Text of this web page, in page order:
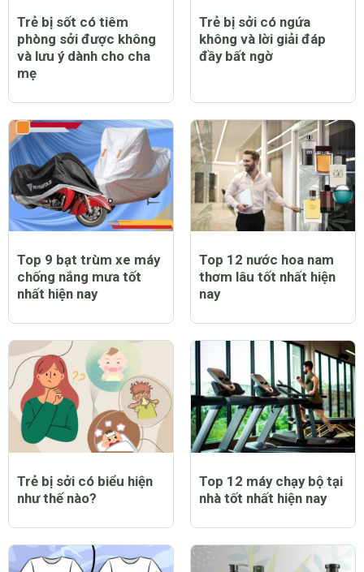
Trẻ bị sốt có tiêm
phòng sởi được không
và lưu ý dành cho cha
mẹ
Trẻ bị sởi có ngứa
không và lời giải đáp
đầy bất ngờ
Top 9 bạt trùm xe máy
chống nắng mưa tốt
nhất hiện nay
Top 12 nước hoa nam
thơm lâu tốt nhất hiện
nay
Trẻ bị sởi có biểu hiện
như thế nào?
Top 12 máy chạy bộ tại
nhà tốt nhất hiện nay